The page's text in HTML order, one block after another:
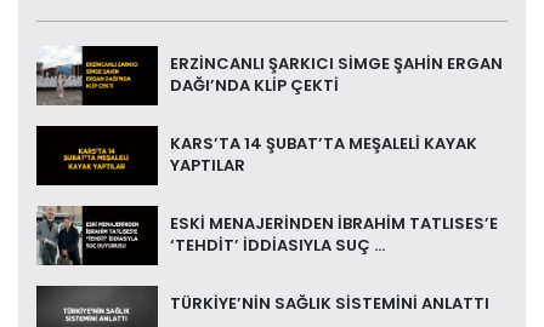
ERZİNCANLI ŞARKICI SİMGE ŞAHİN ERGAN
DAĞI’NDA KLİP ÇEKTİ
KARS’TA 14 ŞUBAT’TA MEŞALELİ KAYAK
YAPTILAR
ESKİ MENAJERİNDEN İBRAHİM TATLISES’E
‘TEHDİT’ İDDİASIYLA SUÇ ...
TÜRKİYE’NİN SAĞLIK SİSTEMİNİ ANLATTI